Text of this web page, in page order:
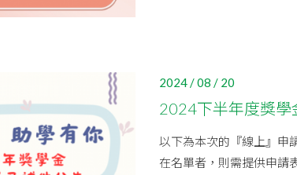
2024 / 08 / 20
2024下半年度獎學
以下為本次的『線上』申
在名單者，則需提供申請